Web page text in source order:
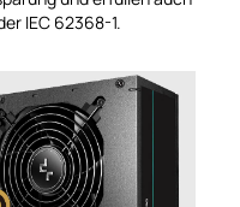
IEC 62368-1.